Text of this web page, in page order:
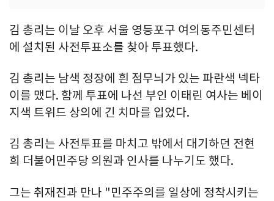
김 총리는 이날 오후 서울 영등포구 여의동주민센터
에 설치된 사전투표소를 찾아 투표했다.
김 총리는 남색 정장에 흰 점무늬가 있는 파란색 넥타
이를 맸다. 함께 투표에 나선 부인 이태린 여사는 베이
지색 트위드 상의에 긴 치마를 입었다.
김 총리는 사전투표를 마치고 밖에서 대기하던 전현
희 더불어민주당 의원과 인사를 나누기도 했다.
그는 취재진과 만나 "민주주의를 일상에 정착시키는